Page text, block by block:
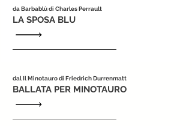
da Barbablù di Charles Perrault
LA SPOSA BLU
dal Il Minotauro di Friedrich Durrenmatt
BALLATA PER MINOTAURO